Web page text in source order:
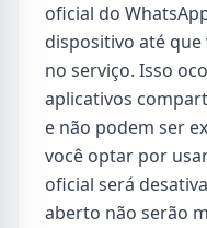
oficial do
dispositivo até
no serviço. Isso
aplicativos
e não podem ser
você optar por
oficial será
aberto não serão